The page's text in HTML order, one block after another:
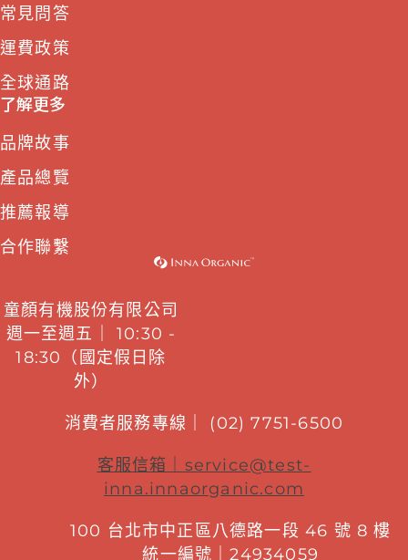
常見問答
運費政策
全球通路
了解更多
品牌故事
產品總覽
推薦報導
合作聯繫
童顏有機股份有限公司
週一至週五｜ 10:30 -
18:30（國定假日除
外）
消費者服務專線｜ (02) 7751-6500
客服信箱｜ service@test-
inna.innaorganic.com
100 台北市中正區八德路一段 46 號 8 樓
統一編號｜24934059